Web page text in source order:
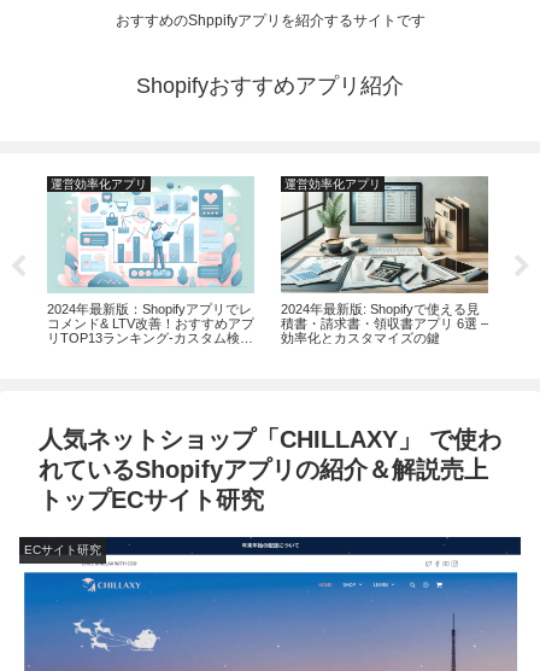
おすすめのShppifyアプリを紹介するサイトです
Shopifyおすすめアプリ紹介
運営効率化アプリ
2024年最新版：Shopifyアプリでレ
コメンド& LTV改善！おすすめアプ
リTOP13ランキング-カスタム検索
運営効率化アプリ
2024年最新版: Shopifyで使える見
積書・請求書・領収書アプリ 6選 –
効率化とカスタマイズの鍵
人気ネットショップ「CHILLAXY」 で使わ
れているShopifyアプリの紹介＆解説売上
トップECサイト研究
ECサイト研究